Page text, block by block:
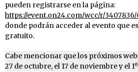
pueden registrarse en la página:
https://event.on24.com/wcc/r/3407836/
donde podrán acceder al evento que
gratuito.
Cabe mencionar que los próximos
27 de octubre, el 17 de noviembre y el